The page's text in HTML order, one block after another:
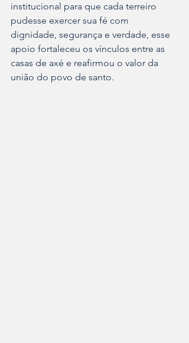
institucional para que cada terreiro
pudesse exercer sua fé com
dignidade, segurança e verdade, esse
apoio fortaleceu os vínculos entre as
casas de axé e reafirmou o valor da
união do povo de santo.